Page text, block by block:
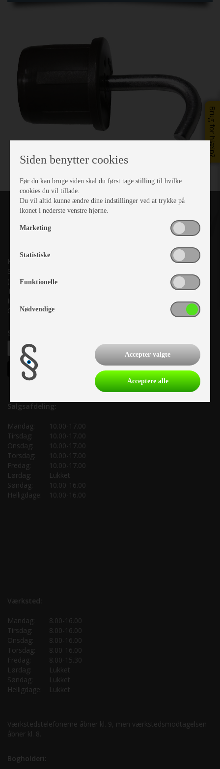
Brug for hjælp?
Kronjyllands Camping Center A/S
Suderholmen 10, 8960 Randers SØ
(Lige ud til Grenåvej)
Tlf. +45 87 10 98 70
Info@as-kcc.dk
CVR: 33 38 77 33
Samtykke til nyhedsbrev
Salgsafdeling:
Mandag:
10.00-17.00
Tirsdag:
10.00-17.00
Onsdag:
10.00-17.00
Torsdag:
10.00-17.00
Fredag:
10.00-17.00
Lørdag:
Lukket
Søndag:
10.00-16.00
Helligdage:
10.00-16.00
Værksted:
Mandag:
8.00-16.00
Tirsdag:
8.00-16.00
Onsdag:
8.00-16.00
Torsdag:
8.00-16.00
Fredag:
8.00-15.30
Lørdag:
Lukket
Søndag:
Lukket
Helligdage:
Lukket
Værkstedstelefonerne åbner kl. 9, men værkstedsmodtagelsen
åbner kl. 8.
Bogholderi:
Siden benytter cookies
Før du kan bruge siden skal du først tage stilling til hvilke
cookies du vil tillade.
Du vil altid kunne ændre dine indstillinger ved at trykke på
ikonet i nederste venstre hjørne.
Marketing
Statistiske
Funktionelle
Nødvendige
Accepter valgte
Acceptere alle